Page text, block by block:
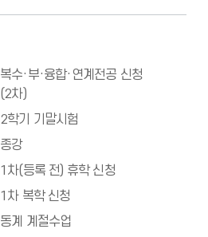
복수·부·융합·연계전공 신청
(2차)
2학기 기말시험
종강
1차(등록 전) 휴학 신청
1차 복학 신청
동계 계절수업